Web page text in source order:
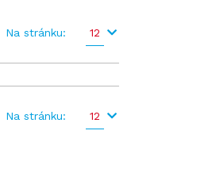
Na stránku: 12
Na stránku: 12